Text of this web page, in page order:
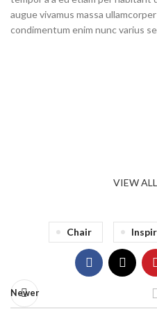
augue vivamus massa
condimentum enim nunc varius
VIEW
Chair
Newer